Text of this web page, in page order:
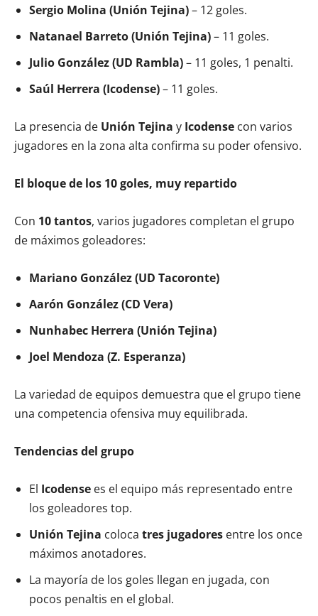
Sergio Molina (Unión Tejina)– 12 goles.
Natanael Barreto (Unión Tejina)– 11 goles.
Julio González (UD Rambla)– 11 goles, 1 penalti.
Saúl Herrera (Icodense)– 11 goles.
La presencia de Unión Tejina y Icodense con varios
jugadores en la zona alta confirma su poder ofensivo.
El bloque de los 10 goles, muy repartido
Con 10 tantos, varios jugadores completan el grupo
de máximos goleadores:
Mariano González (UD Tacoronte)
Aarón González (CD Vera)
Nunhabec Herrera (Unión Tejina)
Joel Mendoza (Z. Esperanza)
La variedad de equipos demuestra que el grupo tiene
una competencia ofensiva muy equilibrada.
Tendencias del grupo
El Icodense es el equipo más representado entre
los goleadores top.
Unión Tejina coloca tres jugadores entre los once
máximos anotadores.
La mayoría de los goles llegan en jugada, con
pocos penaltis en el global.